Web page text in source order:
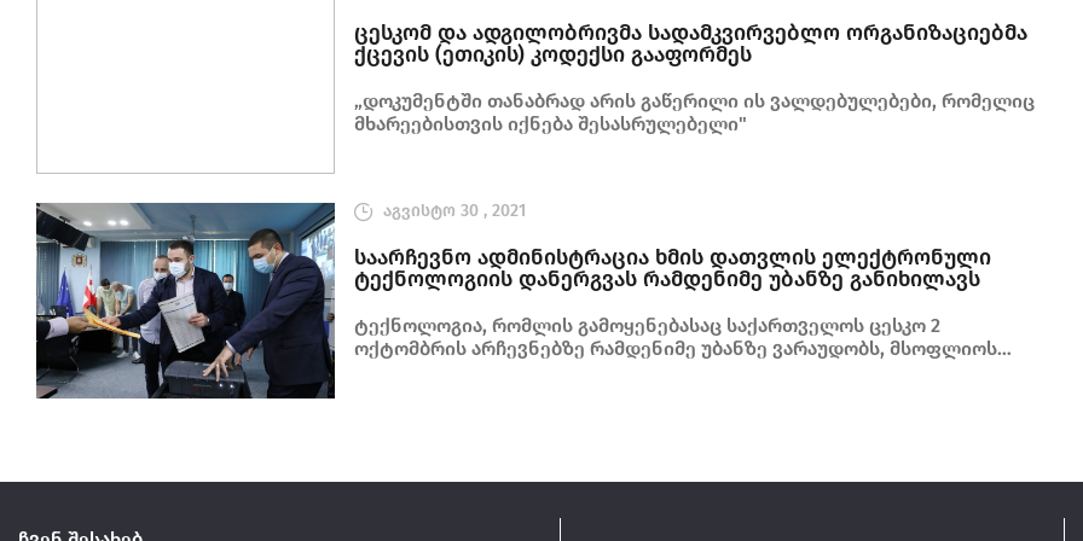
ცესკომ და ადგილობრივმა სადამკვირვებლო ორგანიზაციებმა
ქცევის (ეთიკის) კოდექსი გააფორმეს
„დოკუმენტში თანაბრად არის გაწერილი ის ვალდებულებები, რომელიც
მხარეებისთვის იქნება შესასრულებელი"
აგვისტო 30 , 2021
საარჩევნო ადმინისტრაცია ხმის დათვლის ელექტრონული
ტექნოლოგიის დანერგვას რამდენიმე უბანზე განიხილავს
ტექნოლოგია, რომლის გამოყენებასაც საქართველოს ცესკო 2
ოქტომბრის არჩევნებზე რამდენიმე უბანზე ვარაუდობს, მსოფლიოს